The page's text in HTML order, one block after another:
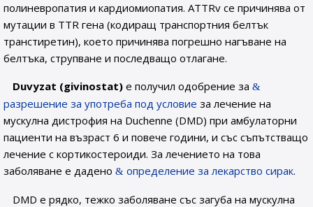
полиневропатия и кардиомиопатия. ATTRv се причинява от
мутации в TTR гена (кодиращ транспортния белтък
транстиретин), което причинява погрешно нагъване на
белтъка, струпване и последващо отлагане.
Duvyzat (givinostat) е получил одобрение за
разрешение за употреба под условие за лечение на
мускулна дистрофия на Duchenne (DMD) при амбулаторни
пациенти на възраст 6 и повече години, и със съпътстващо
лечение с кортикостероиди. За лечението на това
заболяване е дадено
определение за лекарство сирак.
DMD е рядко, тежко заболяване със загуба на мускулна